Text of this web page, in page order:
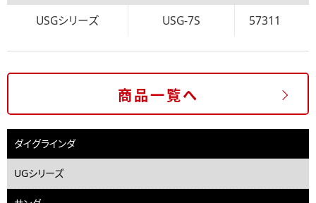
USGシリーズ USG-7S 57311
商品一覧へ
ダイグラインダ
UGシリーズ